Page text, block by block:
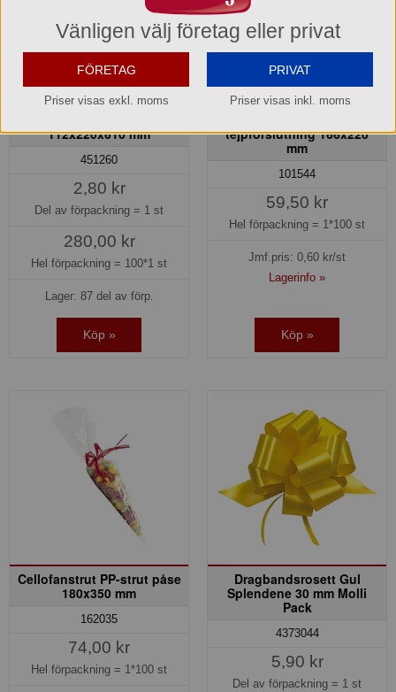
112x220x610 mm
451260
2,80 kr
Del av förpackning = 1 st
280,00 kr
Hel förpackning = 100*1 st
Lager: 87 del av förp.
Köp »
tejpförslutning 166x220
mm
101544
59,50 kr
Hel förpackning = 1*100 st
Jmf.pris: 0,60 kr/st
Lagerinfo »
Köp »
Cellofanstrut PP-strut påse
180x350 mm
162035
74,00 kr
Hel förpackning = 1*100 st
Dragbandsrosett Gul
Splendene 30 mm Molli
Pack
4373044
5,90 kr
Del av förpackning = 1 st
Vänligen välj företag eller privat
FÖRETAG
Priser visas exkl. moms
PRIVAT
Priser visas inkl. moms